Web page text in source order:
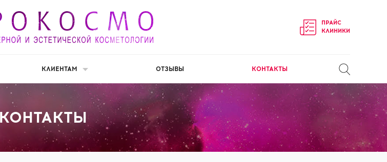
ПРАЙС
КЛИНИКИ
КЛИЕНТАМ ОТЗЫВЫ КОНТАКТЫ
КОНТАКТЫ